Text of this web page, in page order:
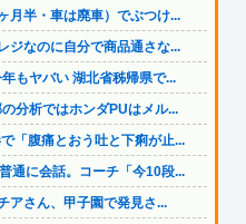
月半・車は廃車）でぶつけ...
ジなのに自分で商品通さな...
もヤバい 湖北省秭帰県で...
分析ではホンダPUはメル...
「腹痛とおう吐と下痢が止...
通に会話。コーチ「今10段...
アさん、甲子園で発見さ...